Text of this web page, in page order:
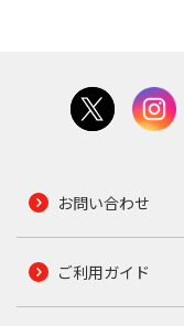
お問い合わせ
ご利用ガイド